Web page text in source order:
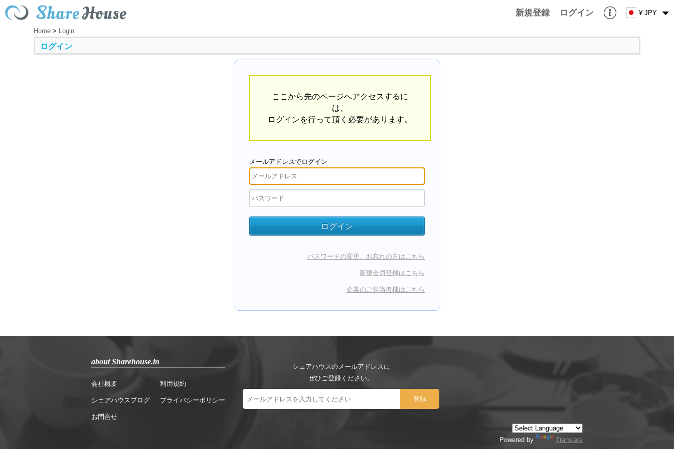
新規登録 ログイン ¥ JPY
Home > Login
ログイン
ここから先のページへアクセスするに
は、
ログインを行って頂く必要があります。
メールアドレスでログイン
パスワードの変更、お忘れの方はこちら
新規会員登録はこちら
企業のご担当者様はこちら
about Sharehouse.in
会社概要
シェアハウスブログ
お問合せ
利用規約
プライバシーポリシー
シェアハウスのメールアドレスに
ぜひご登録ください。
Powered by Translate